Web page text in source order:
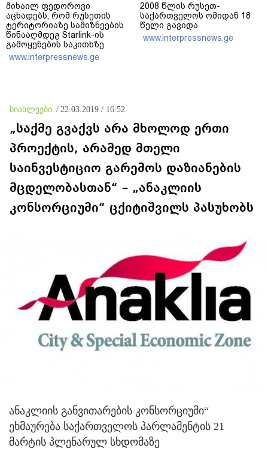
მიხაილ ფედოროვი
აცხადებს, რომ რუსეთის
ტერიტორიაზე სამიზნეების
წინააღმდეგ Starlink-ის
გამოყენების საკითხზე
ილონ მასკთან
მოლაპარაკებებს
www.interpressnews.ge
2008 წლის რუსეთ-
საქართველოს ომიდან 18
წელი გავიდა
www.interpressnews.ge
სიახლეები / 22.03.2019 / 16:52
„საქმე გვაქვს არა მხოლოდ ერთი
პროექტის, არამედ მთელი
საინვესტიციო გარემოს დაზიანების
მცდელობასთან“ – „ანაკლიის
კონსორციუმი“ ცქიტიშვილს პასუხობს
ანაკლიის განვითარების კონსორციუმი“
ეხმაურება საქართველოს პარლამენტის 21
მარტის პლენარულ სხდომაზე